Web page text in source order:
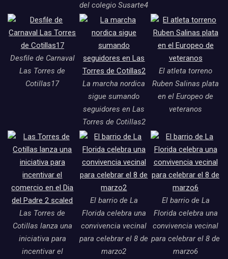
del colegio Susarte4
Desfile de Carnaval
Las Torres de
Cotillas17
La marcha nordica
sigue sumando
seguidores en Las
Torres de Cotillas2
El atleta torreno
Ruben Salinas plata
en el Europeo de
veteranos
Las Torres de
Cotillas lanza una
iniciativa para
incentivar el
El barrio de La
Florida celebra una
convivencia vecinal
para celebrar el 8 de
marzo2
El barrio de La
Florida celebra una
convivencia vecinal
para celebrar el 8 de
marzo6